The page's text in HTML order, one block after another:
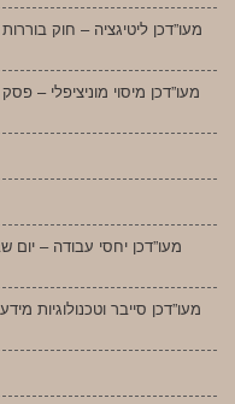
מעו”דכן ליטיגציה – חוק
מעו”דכן מיסוי מוניציפלי –
מעו”דכן יחסי עבודה – יום
מעו”דכן סייבר וטכנולוגיות